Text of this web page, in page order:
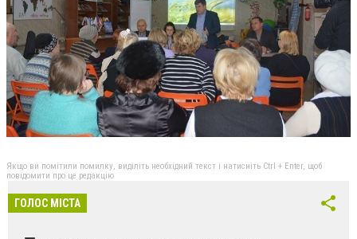
Якщо ви помітили помилку, виділіть необхідний текст і натисніть Ctrl + Enter, щоб
повідомити про це редакцію
ГОЛОС МІСТА